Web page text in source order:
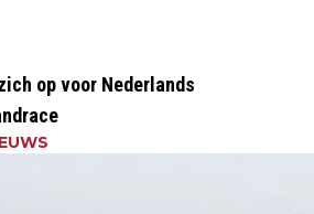
op voor Nederlands